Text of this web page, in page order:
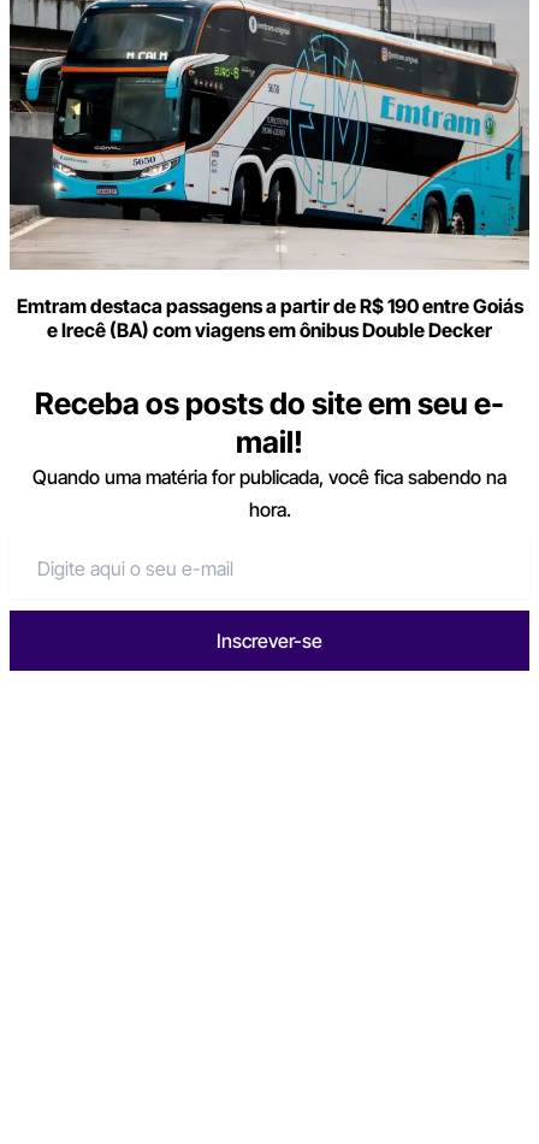
Emtram destaca passagens a partir de R$ 190 entre Goiás
e Irecê (BA) com viagens em ônibus Double Decker
Receba os posts do site em seu e-
mail!
Quando uma matéria for publicada, você fica sabendo na
hora.
Inscrever-se